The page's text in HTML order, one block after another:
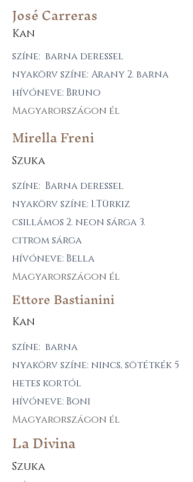
José Carreras
Kan
színe: barna deressel
nyakörv színe: Arany 2. barna
hívóneve: Bruno
Magyarországon él
Mirella Freni
Szuka
színe: Barna deressel
nyakörv színe: 1.Türkiz
csillámos 2. neon sárga 3.
citrom sárga
hívóneve: Bella
Magyarországon él
Ettore Bastianini
Kan
színe: barna
nyakörv színe: nincs, sötétkék 5
hetes kortól
hívóneve: Boni
Magyarországon él
La Divina
Szuka